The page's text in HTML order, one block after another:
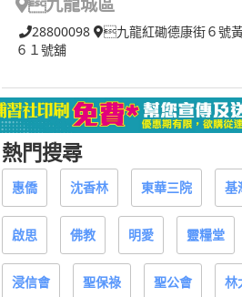
28800098
九龍紅磡德康街６號
６１號舖
熱門搜尋
惠僑 沈香林 東華三院 基
啟思 佛教 明愛 靈糧堂
浸信會 聖保祿 聖公會 林